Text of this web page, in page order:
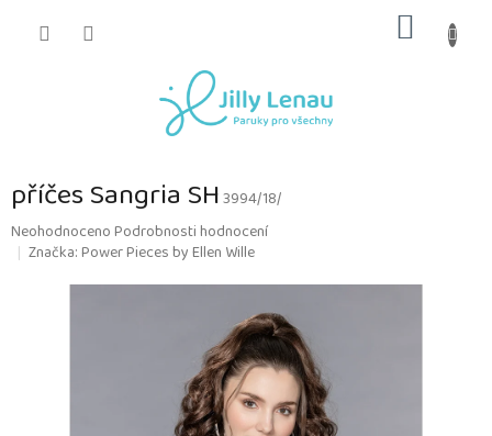
KOŠÍK
příčes Sangria SH3994/18/
Průměrné
hodnocení
NeohodnocenoPodrobnosti hodnocení
Značka:Power Pieces by Ellen Wille